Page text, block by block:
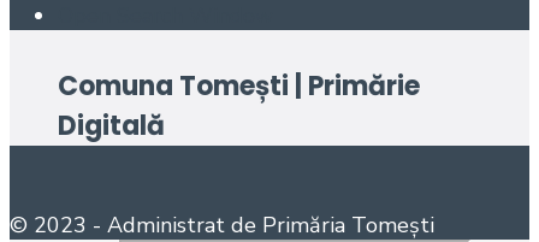
Comuna Tomești | Primărie
Digitală
© 2023 - Administrat de Primăria Tomești